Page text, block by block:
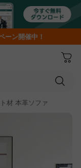
ーン開催中！
材 本革ソファ